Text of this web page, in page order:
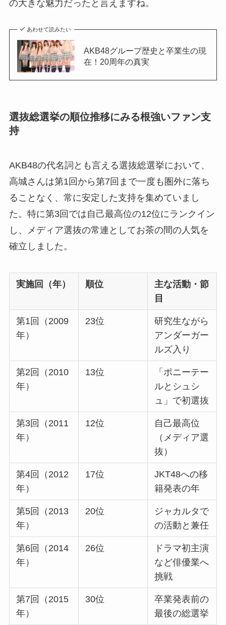
の大きな魅力だったと言えますね。
あわせて読みたい
AKB48グループ歴史と卒業生の現
在！20周年の真実
選抜総選挙の順位推移にみる根強いファン支
持
AKB48の代名詞とも言える選抜総選挙において、
高城さんは第1回から第7回まで一度も圏外に落ち
ることなく、常に安定した支持を集めていまし
た。特に第3回では自己最高位の12位にランクイン
し、メディア選抜の常連としてお茶の間の人気を
確立しました。
実施回（年） 順位
主な活動・節
目
第1回（2009
年）
23位
研究生ながら
アンダーガー
ルズ入り
第2回（2010
年）
13位
「ポニーテー
ルとシュシ
ュ」で初選抜
第3回（2011
年）
12位
自己最高位
（メディア選
抜）
第4回（2012
年）
17位
JKT48への移
籍発表の年
第5回（2013
年）
20位
ジャカルタで
の活動と兼任
第6回（2014
年）
26位
ドラマ初主演
など俳優業へ
挑戦
第7回（2015
年）
30位
卒業発表前の
最後の総選挙